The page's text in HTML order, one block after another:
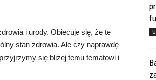
i urody. Obiecuje się, że te
stan zdrowia. Ale czy naprawdę
się bliżej temu tematowi i